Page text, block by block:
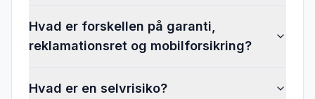
Hvad er forskellen på garanti,
reklamationsret og mobilforsikring?
Hvad er en selvrisiko?